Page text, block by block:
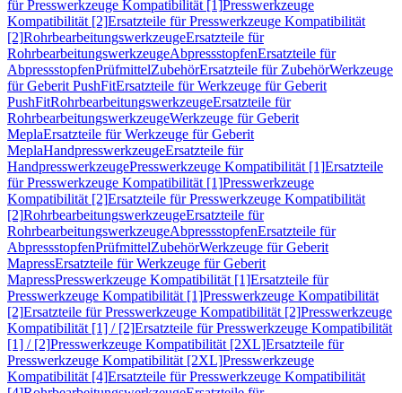
für Presswerkzeuge Kompatibilität [1]Presswerkzeuge
Kompatibilität [2]Ersatzteile für Presswerkzeuge Kompatibilität
[2]RohrbearbeitungswerkzeugeErsatzteile für
RohrbearbeitungswerkzeugeAbpressstopfenErsatzteile für
AbpressstopfenPrüfmittelZubehörErsatzteile für ZubehörWerkzeuge
für Geberit PushFitErsatzteile für Werkzeuge für Geberit
PushFitRohrbearbeitungswerkzeugeErsatzteile für
RohrbearbeitungswerkzeugeWerkzeuge für Geberit
MeplaErsatzteile für Werkzeuge für Geberit
MeplaHandpresswerkzeugeErsatzteile für
HandpresswerkzeugePresswerkzeuge Kompatibilität [1]Ersatzteile
für Presswerkzeuge Kompatibilität [1]Presswerkzeuge
Kompatibilität [2]Ersatzteile für Presswerkzeuge Kompatibilität
[2]RohrbearbeitungswerkzeugeErsatzteile für
RohrbearbeitungswerkzeugeAbpressstopfenErsatzteile für
AbpressstopfenPrüfmittelZubehörWerkzeuge für Geberit
MapressErsatzteile für Werkzeuge für Geberit
MapressPresswerkzeuge Kompatibilität [1]Ersatzteile für
Presswerkzeuge Kompatibilität [1]Presswerkzeuge Kompatibilität
[2]Ersatzteile für Presswerkzeuge Kompatibilität [2]Presswerkzeuge
Kompatibilität [1] / [2]Ersatzteile für Presswerkzeuge Kompatibilität
[1] / [2]Presswerkzeuge Kompatibilität [2XL]Ersatzteile für
Presswerkzeuge Kompatibilität [2XL]Presswerkzeuge
Kompatibilität [4]Ersatzteile für Presswerkzeuge Kompatibilität